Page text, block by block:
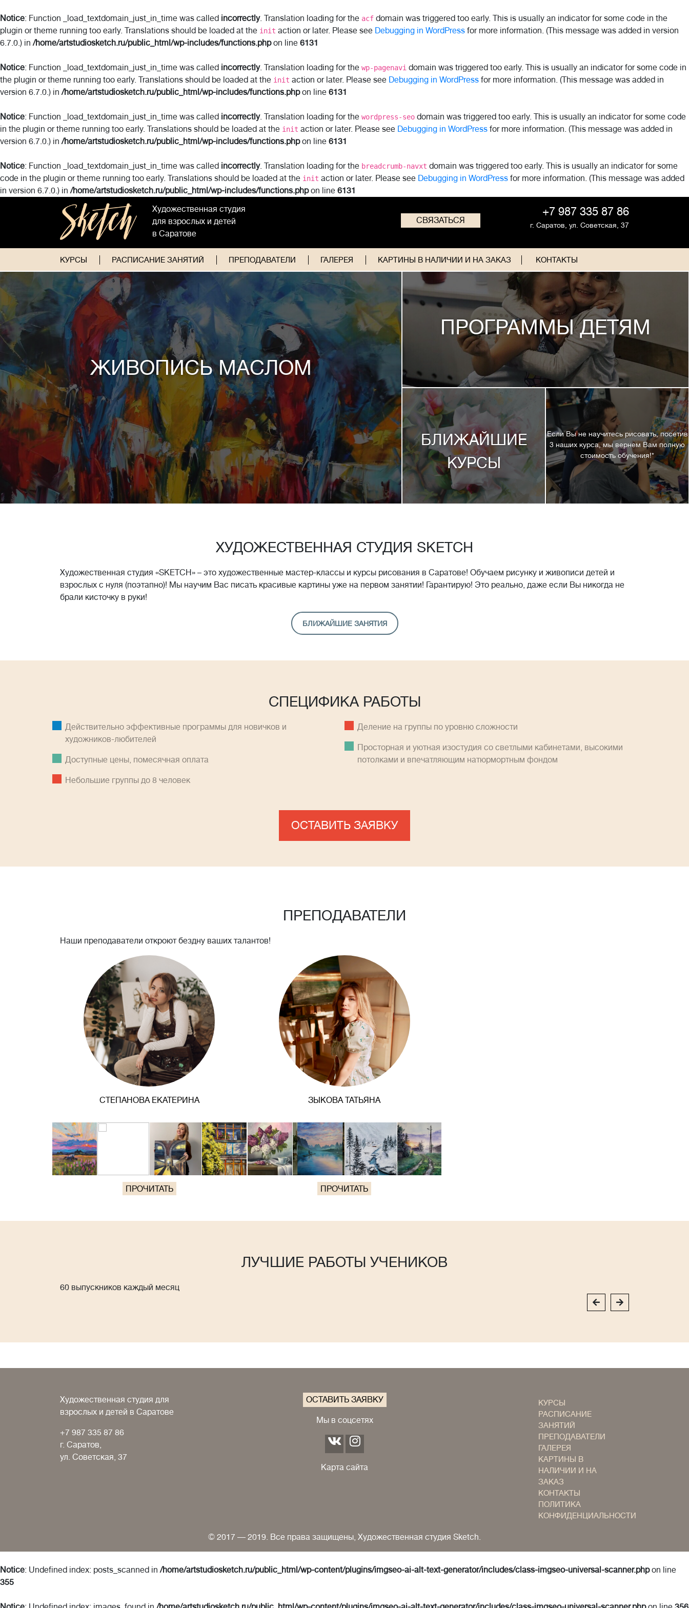
Notice: Function _load_textdomain_just_in_time was called incorrectly. Translation loading for the acf domain was triggered too early. This is usually an indicator for some code in the
plugin or theme running too early. Translations should be loaded at the init action or later. Please see Debugging in WordPress for more information. (This message was added in version
6.7.0.) in/home/artstudiosketch.ru/public_html/wp-includes/functions.phpon line 6131
Notice: Function _load_textdomain_just_in_time was called incorrectly. Translation loading for the wp-pagenavi domain was triggered too early. This is usually an indicator for some code in
the plugin or theme running too early. Translations should be loaded at the init action or later. Please see Debugging in WordPress for more information. (This message was added in
version 6.7.0.) in/home/artstudiosketch.ru/public_html/wp-includes/functions.phpon line 6131
Notice: Function _load_textdomain_just_in_time was called incorrectly. Translation loading for the wordpress-seo domain was triggered too early. This is usually an indicator for some code
in the plugin or theme running too early. Translations should be loaded at the init action or later. Please see Debugging in WordPress for more information. (This message was added in
version 6.7.0.) in/home/artstudiosketch.ru/public_html/wp-includes/functions.phpon line 6131
Notice: Function _load_textdomain_just_in_time was called incorrectly. Translation loading for the breadcrumb-navxt domain was triggered too early. This is usually an indicator for some
code in the plugin or theme running too early. Translations should be loaded at the init action or later. Please see Debugging in WordPress for more information. (This message was added
in version 6.7.0.) in/home/artstudiosketch.ru/public_html/wp-includes/functions.phpon line 6131
Художественная студия
для взрослых и детей
в Саратове
СВЯЗАТЬСЯ
+7 987 335 87 86
г. Саратов, ул. Советская, 37
КУРСЫ РАСПИСАНИЕ ЗАНЯТИЙ ПРЕПОДАВАТЕЛИ ГАЛЕРЕЯ КАРТИНЫ В НАЛИЧИИ И НА ЗАКАЗ КОНТАКТЫ
ЖИВОПИСЬ МАСЛОМ
ПРОГРАММЫ ДЕТЯМ
БЛИЖАЙШИЕ
КУРСЫ
Если Вы не научитесь рисовать, посетив
3 наших курса, мы вернем Вам полную
стоимость обучения!*
ХУДОЖЕСТВЕННАЯ СТУДИЯ SKETCH
Художественная студия «SKETCH» – это художественные мастер-классы и курсы рисования в Саратове! Обучаем рисунку и живописи детей и
взрослых с нуля (поэтапно)! Мы научим Вас писать красивые картины уже на первом занятии! Гарантирую! Это реально, даже если Вы никогда не
брали кисточку в руки!
БЛИЖАЙШИЕ ЗАНЯТИЯ
СПЕЦИФИКА РАБОТЫ
Действительно эффективные программы для новичков и
художников-любителей
Доступные цены, помесячная оплатa
Небольшие группы до 8 человек
Деление на группы по уровню сложности
Просторная и уютная изостудия со светлыми кабинетами, высокими
потолками и впечатляющим натюрмортным фондом
ОСТАВИТЬ ЗАЯВКУ
ПРЕПОДАВАТЕЛИ
Наши преподаватели откроют бездну ваших талантов!
СТЕПАНОВА ЕКАТЕРИНА
ПРОЧИТАТЬ
ЗЫКОВА ТАТЬЯНА
ПРОЧИТАТЬ
ЛУЧШИЕ РАБОТЫ УЧЕНИКОВ
60 выпускников каждый месяц
Художественная студия для
взрослых и детей в Саратове
+7 987 335 87 86
г. Саратов,
ул. Советская, 37
ОСТАВИТЬ ЗАЯВКУ
Мы в соцсетях
Карта сайта
КУРСЫ
РАСПИСАНИЕ
ЗАНЯТИЙ
ПРЕПОДАВАТЕЛИ
ГАЛЕРЕЯ
КАРТИНЫ В
НАЛИЧИИ И НА
ЗАКАЗ
КОНТАКТЫ
ПОЛИТИКА
КОНФИДЕНЦИАЛЬНОСТИ
© 2017 — 2019. Все права защищены, Художественная студия Sketch.
Notice: Undefined index: posts_scanned in /home/artstudiosketch.ru/public_html/wp-content/plugins/imgseo-ai-alt-text-generator/includes/class-imgseo-universal-scanner.phpon line
355